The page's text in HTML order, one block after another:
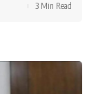
3 Min Read